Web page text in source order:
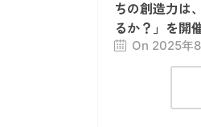
ちの創造力は
るか？」を開
On 2025年